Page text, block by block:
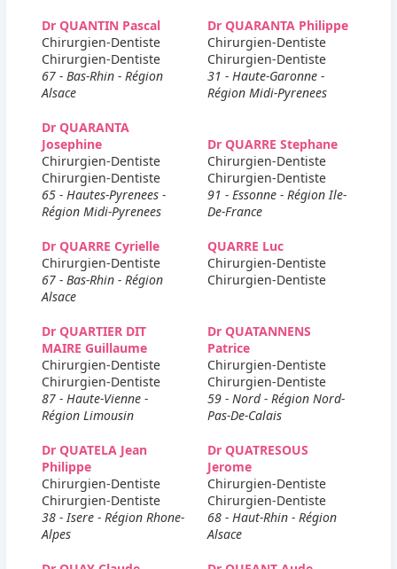
Dr QUANTIN Pascal
Chirurgien-Dentiste
Chirurgien-Dentiste
67 - Bas-Rhin - Région
Alsace
Dr QUARANTA Philippe
Chirurgien-Dentiste
Chirurgien-Dentiste
31 - Haute-Garonne -
Région Midi-Pyrenees
Dr QUARANTA
Josephine
Chirurgien-Dentiste
Chirurgien-Dentiste
65 - Hautes-Pyrenees -
Région Midi-Pyrenees
Dr QUARRE Stephane
Chirurgien-Dentiste
Chirurgien-Dentiste
91 - Essonne - Région Ile-
De-France
Dr QUARRE Cyrielle
Chirurgien-Dentiste
67 - Bas-Rhin - Région
Alsace
QUARRE Luc
Chirurgien-Dentiste
Chirurgien-Dentiste
Dr QUARTIER DIT
MAIRE Guillaume
Chirurgien-Dentiste
Chirurgien-Dentiste
87 - Haute-Vienne -
Région Limousin
Dr QUATANNENS
Patrice
Chirurgien-Dentiste
Chirurgien-Dentiste
59 - Nord - Région Nord-
Pas-De-Calais
Dr QUATELA Jean
Philippe
Chirurgien-Dentiste
Chirurgien-Dentiste
38 - Isere - Région Rhone-
Alpes
Dr QUATRESOUS
Jerome
Chirurgien-Dentiste
Chirurgien-Dentiste
68 - Haut-Rhin - Région
Alsace